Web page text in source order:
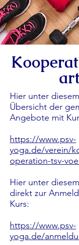
Hier unter
Übersicht der
Angebote mit
https://www.psv-
yoga.de/verein/
operation-tsv-
Hier unter
direkt zur
Kurs:
https://www.psv-
yoga.de/